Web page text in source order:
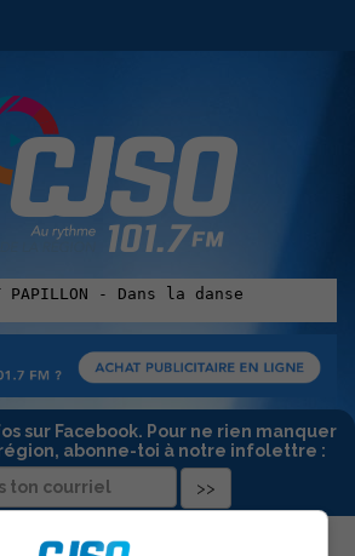
sur Facebook. Pour ne rien manquer
abonne-toi à notre infolettre :